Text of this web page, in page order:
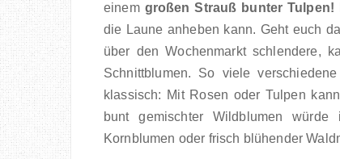
einem großen Strauß bunter Tulpen!
die Laune anheben kann. Geht euch
über den Wochenmarkt schlendere,
Schnittblumen. So viele
klassisch: Mit Rosen oder Tulpen
bunt gemischter Wildblumen
Kornblumen oder frisch blühender